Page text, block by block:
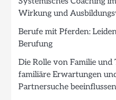
Wirkung und
Berufe mit Pferden:
Berufung
Die Rolle von Familie
familiäre Erwartungen
Partnersuche beeinflussen